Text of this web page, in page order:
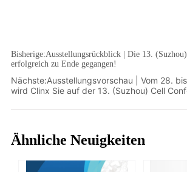
Bisherige:Ausstellungsrückblick | Die 13.
erfolgreich zu Ende gegangen!
Nächste:Ausstellungsvorschau | Vom 28.
wird Clinx Sie auf der 13. (Suzhou) Cell
Ähnliche Neuigkeiten